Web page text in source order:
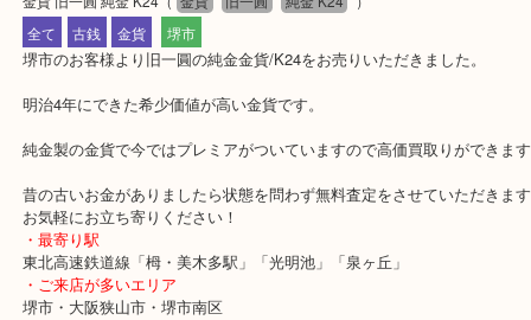
公開日:2019/11/08 最終更新日:2025/07/23
全て
古銭 金貨 堺市
堺市のお客様より旧一圓の純金金貨/K24をお売りいただきました。
明治4年にできた希少価値が高い金貨です。
純金製の金貨で今ではプレミアがついていますので高価買取りがで